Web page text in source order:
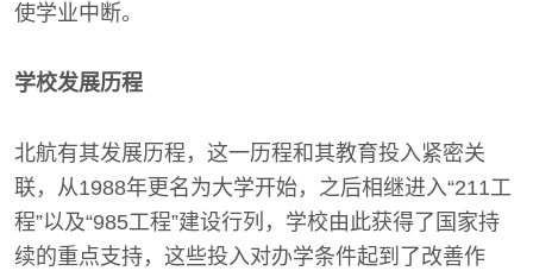
使学业中断。
学校发展历程
北航有其发展历程，这一历程和其教育投入紧密关
联，从1988年更名为大学开始，之后相继进入“211工
程”以及“985工程”建设行列，学校由此获得了国家持
续的重点支持，这些投入对办学条件起到了改善作